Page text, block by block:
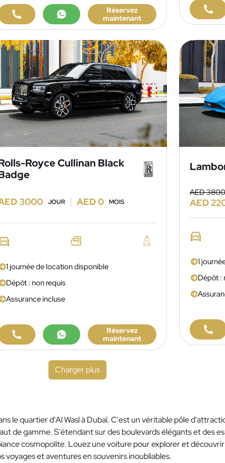
Réservez
maintenant
Royce Cullinan Black
3000 JOUR AED 0 MOIS
1 journée de location disponible
Dépôt : non requis
Assurance incluse
Réservez
maintenant
AED 3800
AED
1
Dépôt :
Charger plus
le quartier d'Al Wasl à Dubaï. C'est un véritable pôle
de gamme. S'étendant sur des boulevards élégants et des
cosmopolite. Louez une voiture pour explorer et
et aventures en souvenirs inoubliables.